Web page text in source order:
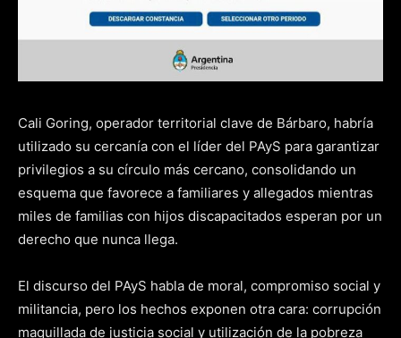
Cali Goring, operador territorial clave de Bárbaro, habría
utilizado su cercanía con el líder del PAyS para garantizar
privilegios a su círculo más cercano, consolidando un
esquema que favorece a familiares y allegados mientras
miles de familias con hijos discapacitados esperan por un
derecho que nunca llega.
El discurso del PAyS habla de moral, compromiso social y
militancia, pero los hechos exponen otra cara: corrupción
maquillada de justicia social y utilización de la pobreza